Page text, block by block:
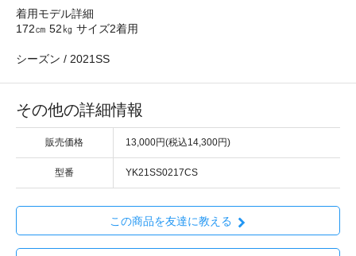
着用モデル詳細
172㎝ 52㎏ サイズ2着用
シーズン / 2021SS
その他の詳細情報
販売価格 13,000円(税込14,300円)
型番 YK21SS0217CS
この商品を友達に教える